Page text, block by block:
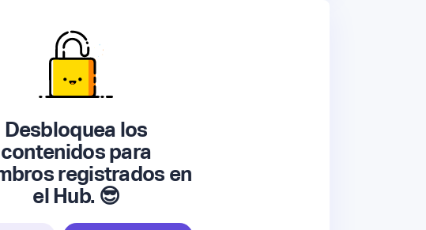
Desbloquea los
contenidos para
registrados en
el Hub. 😎